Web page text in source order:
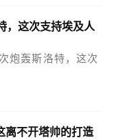
，这次支持埃及人
炮轰斯洛特，这次
离不开塔帅的打造